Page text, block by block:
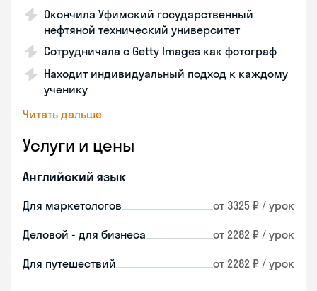
Окончила Уфимский государственный
нефтяной технический университет
Сотрудничала с Getty Images как фотограф
Находит индивидуальный подход к каждому
ученику
Читать дальше
Услуги и цены
Английский язык
Для маркетологов от 3325 ₽ / урок
Деловой - для бизнеса от 2282 ₽ / урок
Для путешествий от 2282 ₽ / урок